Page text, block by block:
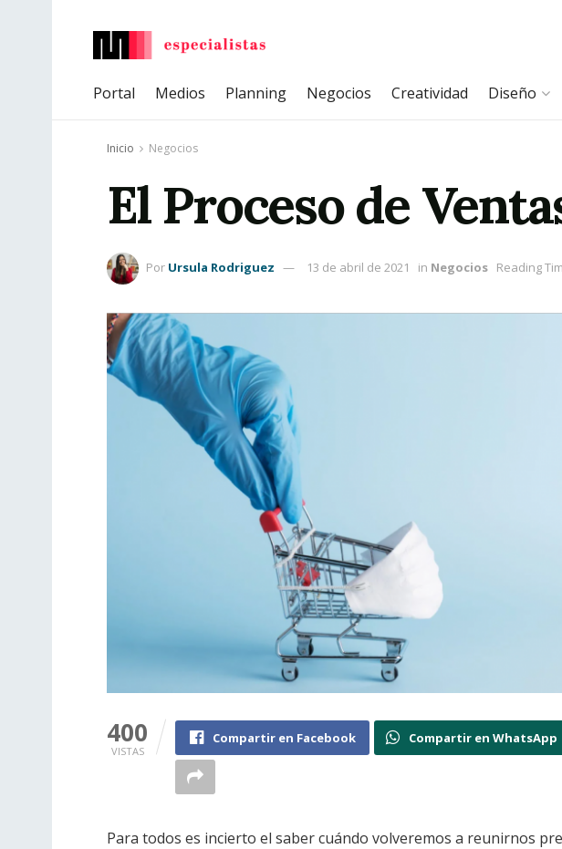
Portal Medios Planning Negocios Creatividad Diseño
Inicio Negocios
El Proceso de
Por Ursula Rodriguez 13 de abril de 2021 in Negocios Reading
400
VISTAS
Compartir en Facebook Compartir en WhatsApp
Para todos es incierto el saber cuándo volveremos a reunirnos